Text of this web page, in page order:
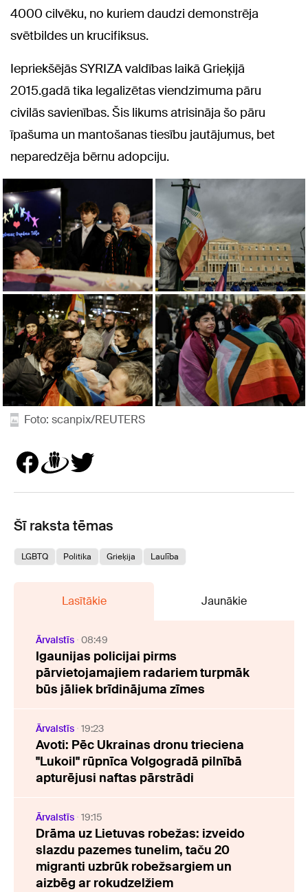
4000 cilvēku, no kuriem daudzi demonstrēja
svētbildes un krucifiksus.
Iepriekšējās SYRIZA valdības laikā Grieķijā
2015.gadā tika legalizētas viendzimuma pāru
civilās savienības. Šis likums atrisināja šo pāru
īpašuma un mantošanas tiesību jautājumus, bet
neparedzēja bērnu adopciju.
Foto: scanpix/REUTERS
Šī raksta tēmas
LGBTQ Politika Grieķija Laulība
Lasītākie Jaunākie
Ārvalstīs 08:49
Igaunijas policijai pirms
pārvietojamajiem radariem turpmāk
būs jāliek brīdinājuma zīmes
Ārvalstīs 19:23
Avoti: Pēc Ukrainas dronu trieciena
"Lukoil" rūpnīca Volgogradā pilnībā
apturējusi naftas pārstrādi
Ārvalstīs 19:15
Drāma uz Lietuvas robežas: izveido
slazdu pazemes tunelim, taču 20
migranti uzbrūk robežsargiem un
aizbēg ar rokudzelžiem